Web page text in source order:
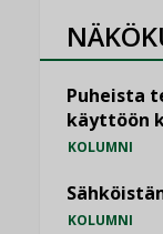
Puheista
käyttöön
KOLUMNI
KOLUMNI